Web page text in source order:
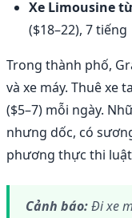
Xe Limousine từ
($18–22), 7 tiếng
Trong thành phố,
và xe máy. Thuê xe
($5–7) mỗi ngày.
nhưng dốc, có
phương thực thi
Cảnh báo:Đi xe